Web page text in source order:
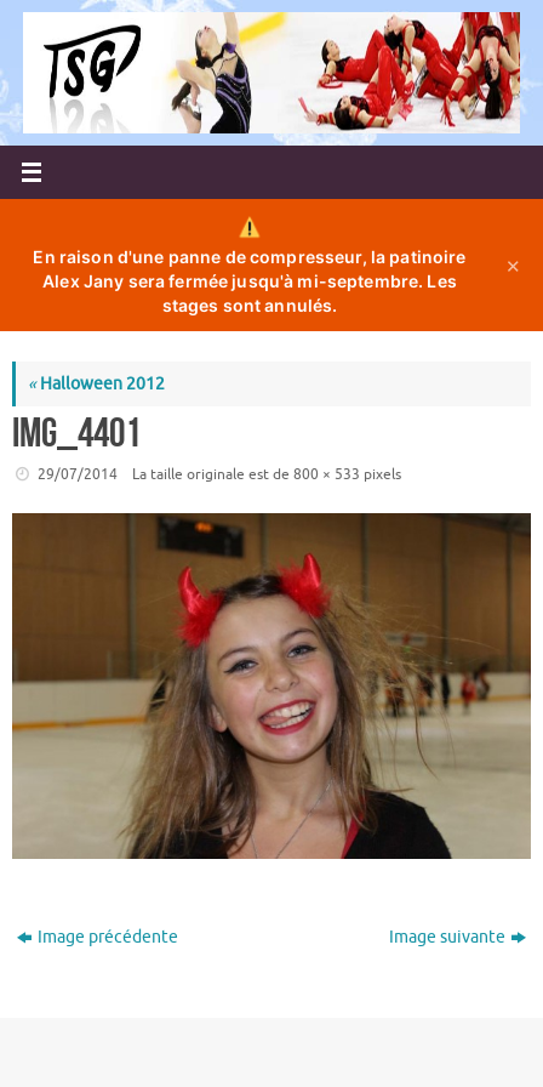
Passer
contenu
En raison d'une panne de compresseur, la patinoire
Alex Jany sera fermée jusqu'à mi-septembre. Les
stages sont annulés.
✕
«Halloween 2012
IMG_4401
29/07/2014 La taille originale est de 800 × 533 pixels
Image précédente Image suivante